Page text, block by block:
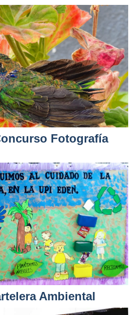
Fotografía
Ambiental